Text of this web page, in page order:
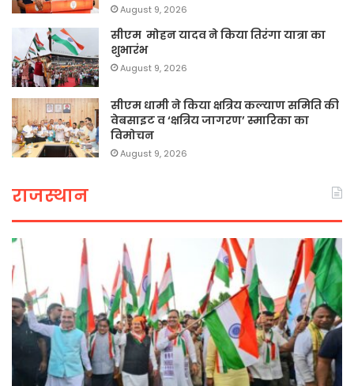
August 9, 2026
सीएम मोहन यादव ने किया तिरंगा यात्रा का
शुभारंभ
August 9, 2026
सीएम धामी ने किया क्षत्रिय कल्याण समिति की
वेबसाइट व ‘क्षत्रिय जागरण’ स्मारिका का
विमोचन
August 9, 2026
राजस्थान